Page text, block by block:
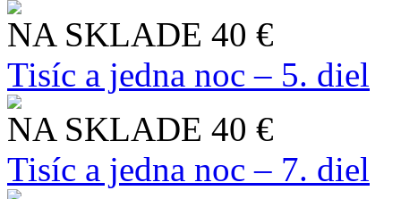
NA SKLADE 40 €
Tisíc a jedna noc – 5. diel
NA SKLADE 40 €
Tisíc a jedna noc – 7. diel